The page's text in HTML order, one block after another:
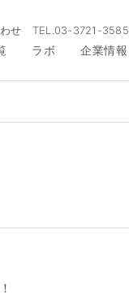
せ TEL.03-3721-3585
ラボ 企業情報